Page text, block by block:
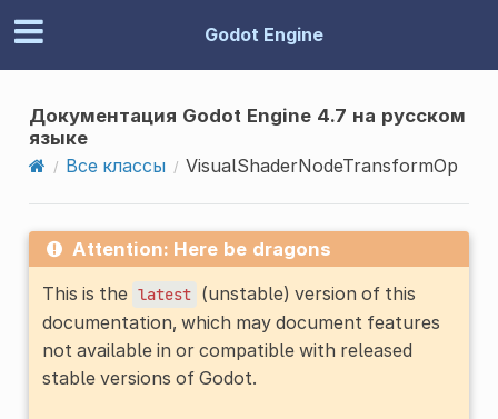
Godot Engine
Документация Godot Engine 4.7 на русском
языке
Все классы
VisualShaderNodeTransformOp
Attention: Here be dragons
This is the latest (unstable) version of this
documentation, which may document features
not available in or compatible with released
stable versions of Godot.